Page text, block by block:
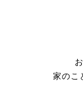
家のこ